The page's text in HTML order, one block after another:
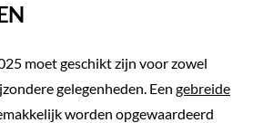
moet geschikt zijn voor zowel
gelegenheden. Een gebreide
worden opgewaardeerd